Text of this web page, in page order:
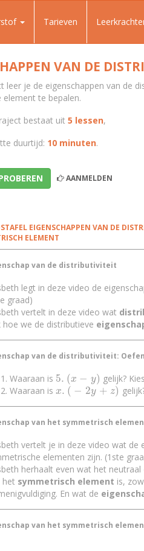
Tarieven
VAN DE
leer je de eigenschappen van de
element te bepalen.
bestaat uit5 lessen,
duurtijd: 10 minuten.
AANMELDEN
EIGENSCHAPPEN VAN DE
ELEMENT
van de distributiviteit
legt in deze video de
graad)
vertelt in deze video wat
hoe we de distributieve
van de distributiviteit:
Waaraan is 5. (x − y)
5.( x-y
gelijk?
Waaraan is x. ( − 2y + z)
x.( 2 y+ )
van het symmetrisch
vertelt je in deze video wat de
elementen zijn. (1ste
herhaalt even wat het neutraal
symmetrisch element is,
En wat de
van het symmetrisch